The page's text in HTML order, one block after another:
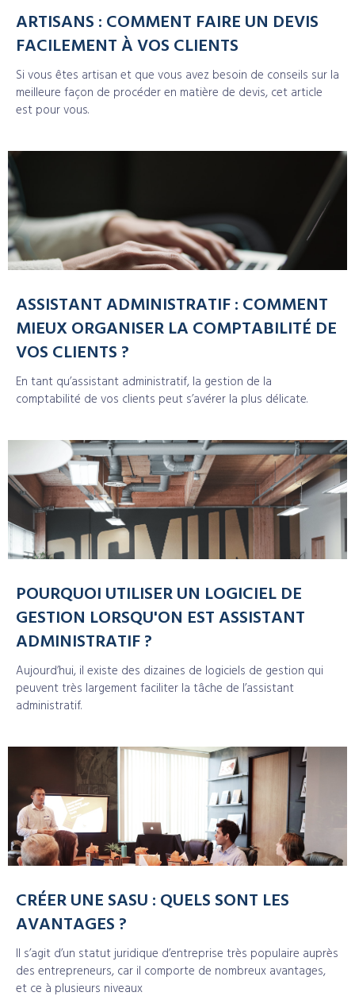
ARTISANS : COMMENT FAIRE UN DEVIS
FACILEMENT À VOS CLIENTS
Si vous êtes artisan et que vous avez besoin de conseils sur la
meilleure façon de procéder en matière de devis, cet article
est pour vous.
ASSISTANT ADMINISTRATIF : COMMENT
MIEUX ORGANISER LA COMPTABILITÉ DE
VOS CLIENTS ?
En tant qu’assistant administratif, la gestion de la
comptabilité de vos clients peut s’avérer la plus délicate.
POURQUOI UTILISER UN LOGICIEL DE
GESTION LORSQU'ON EST ASSISTANT
ADMINISTRATIF ?
Aujourd’hui, il existe des dizaines de logiciels de gestion qui
peuvent très largement faciliter la tâche de l’assistant
administratif.
CRÉER UNE SASU : QUELS SONT LES
AVANTAGES ?
Il s’agit d’un statut juridique d’entreprise très populaire auprès
des entrepreneurs, car il comporte de nombreux avantages,
et ce à plusieurs niveaux